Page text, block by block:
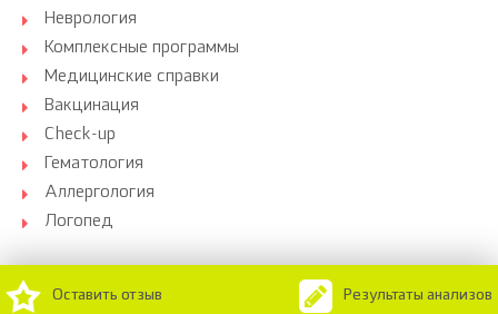
Неврология
Комплексные программы
Медицинские справки
Вакцинация
Check-up
Гематология
Аллергология
Логопед
Оставить отзыв Результаты анализов